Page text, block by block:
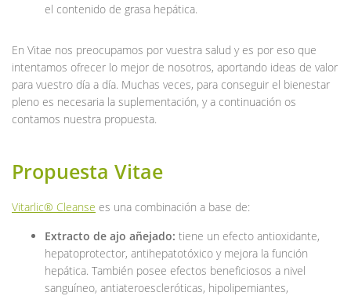
el contenido de grasa hepática.
En Vitae nos preocupamos por vuestra salud y es por eso que
intentamos ofrecer lo mejor de nosotros, aportando ideas de valor
para vuestro día a día. Muchas veces, para conseguir el bienestar
pleno es necesaria la suplementación, y a continuación os
contamos nuestra propuesta.
Propuesta Vitae
Vitarlic® Cleanse es una combinación a base de:
Extracto de ajo añejado: tiene un efecto antioxidante,
hepatoprotector, antihepatotóxico y mejora la función
hepática. También posee efectos beneficiosos a nivel
sanguíneo, antiateroescleróticas, hipolipemiantes,